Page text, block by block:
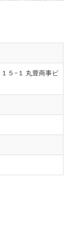
５−１ 丸豊商事ビ